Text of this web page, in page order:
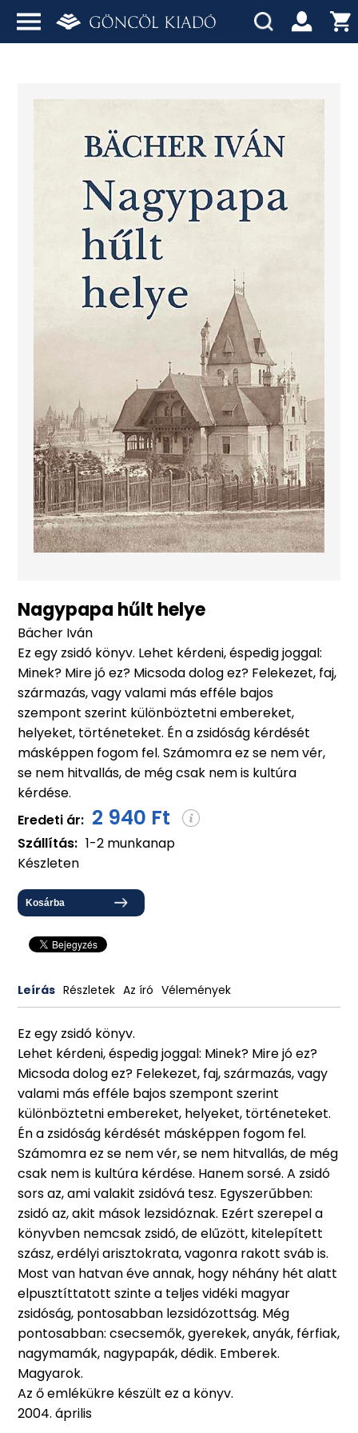
Nagypapa hűlt helye
Bächer Iván
Ez egy zsidó könyv. Lehet kérdeni, éspedig joggal:
Minek? Mire jó ez? Micsoda dolog ez? Felekezet, faj,
származás, vagy valami más efféle bajos
szempont szerint különböztetni embereket,
helyeket, történeteket. Én a zsidóság kérdését
másképpen fogom fel. Számomra ez se nem vér,
se nem hitvallás, de még csak nem is kultúra
kérdése.
Eredeti ár: 2 940 Ft
Szállítás: 1-2 munkanap
Készleten
Kosárba
Leírás Részletek Az író Vélemények
Ez egy zsidó könyv.
Lehet kérdeni, éspedig joggal: Minek? Mire jó ez?
Micsoda dolog ez? Felekezet, faj, származás, vagy
valami más efféle bajos szempont szerint
különböztetni embereket, helyeket, történeteket.
Én a zsidóság kérdését másképpen fogom fel.
Számomra ez se nem vér, se nem hitvallás, de még
csak nem is kultúra kérdése. Hanem sorsé. A zsidó
sors az, ami valakit zsidóvá tesz. Egyszerűbben:
zsidó az, akit mások lezsidóznak. Ezért szerepel a
könyvben nemcsak zsidó, de elűzött, kitelepített
szász, erdélyi arisztokrata, vagonra rakott sváb is.
Most van hatvan éve annak, hogy néhány hét alatt
elpusztíttatott szinte a teljes vidéki magyar
zsidóság, pontosabban lezsidózottság. Még
pontosabban: csecsemők, gyerekek, anyák, férfiak,
nagymamák, nagypapák, dédik. Emberek.
Magyarok.
Az ő emlékükre készült ez a könyv.
2004. április